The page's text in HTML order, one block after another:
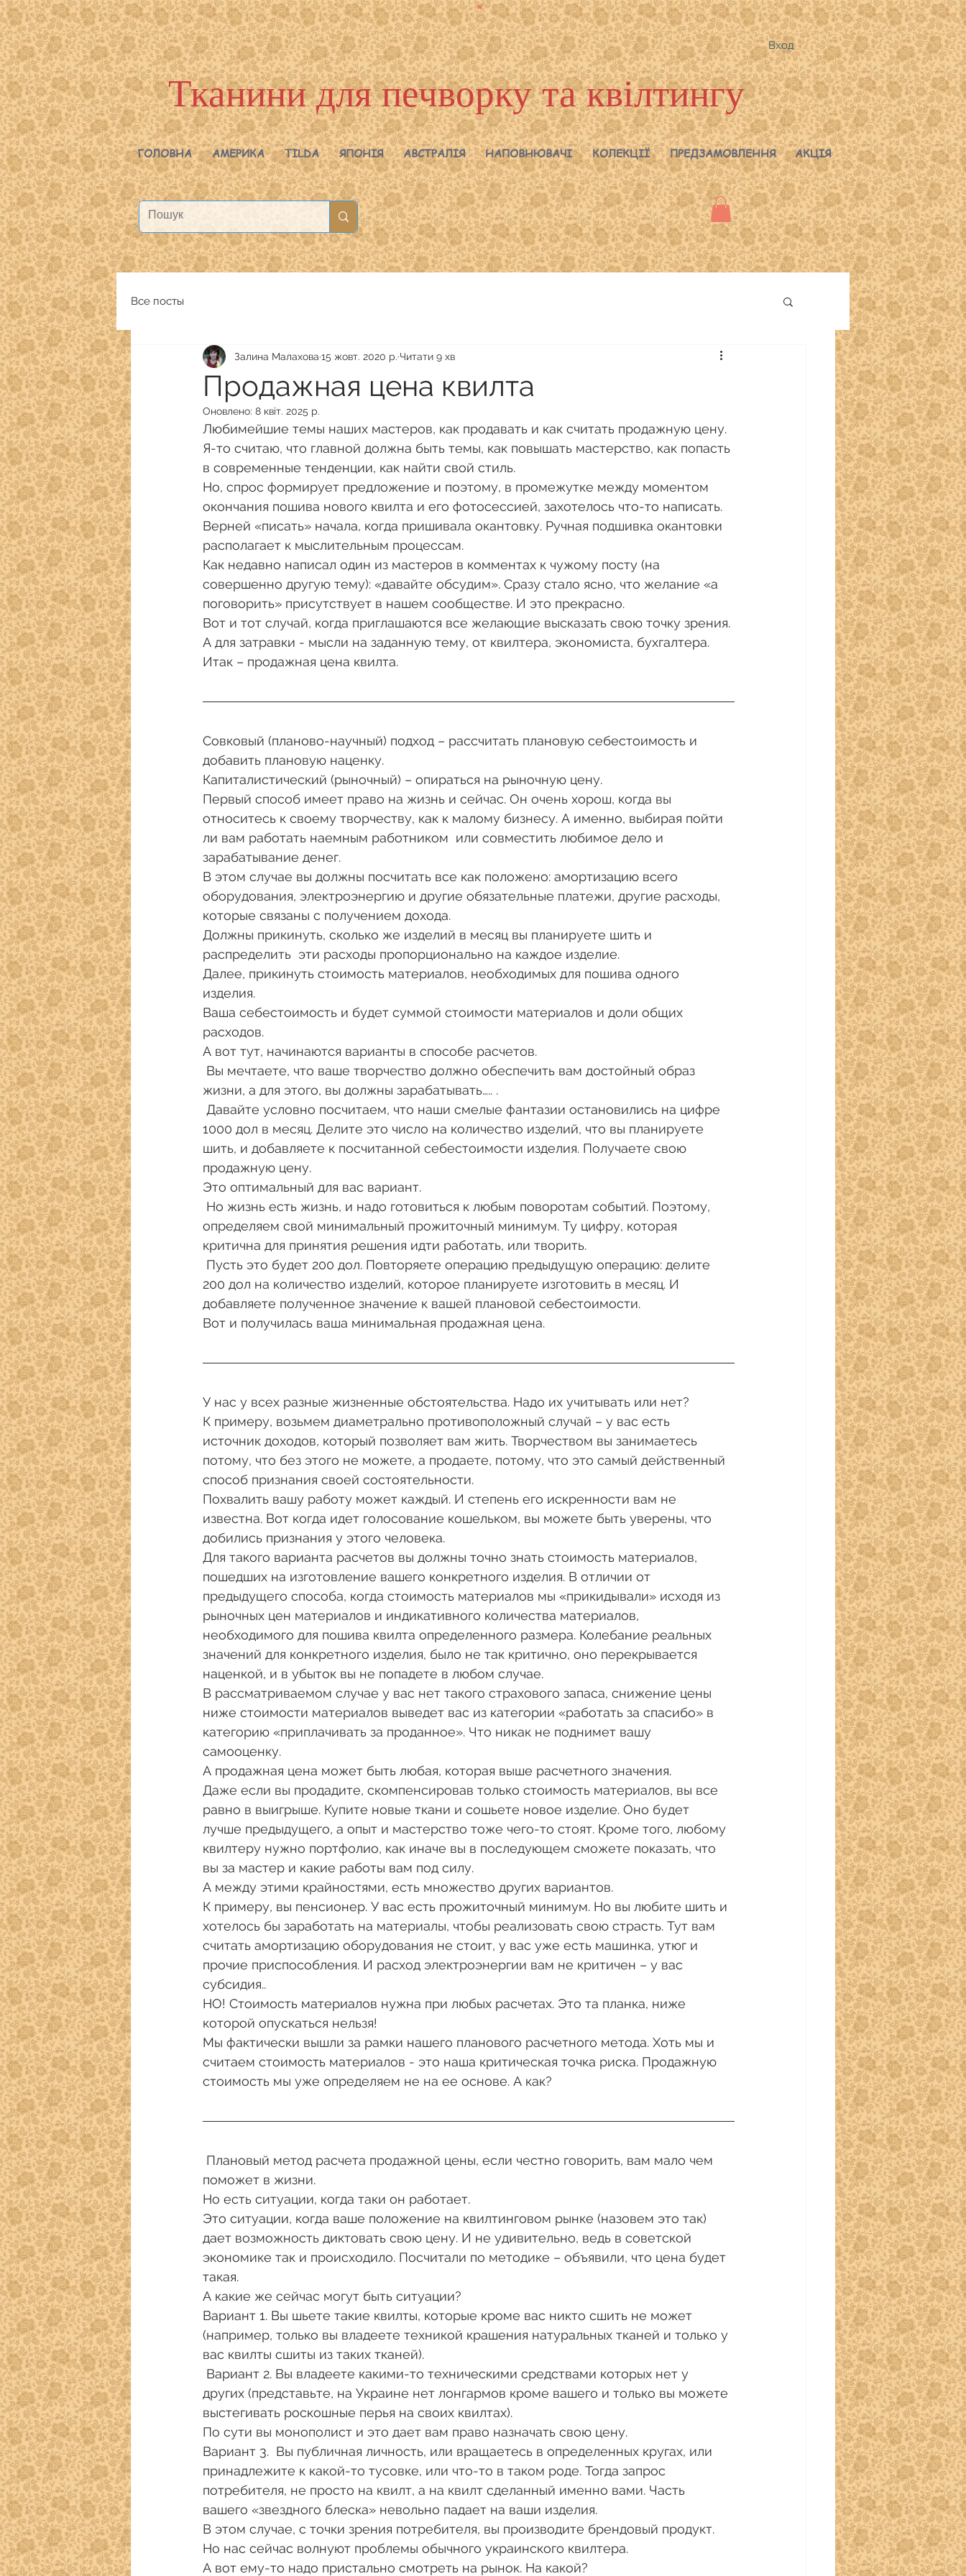
Вход
Тканини для печворку та квілтингу
ГОЛОВНА АМЕРИКА TILDA ЯПОНІЯ АВСТРАЛІЯ НАПОВНЮВАЧІ КОЛЕКЦІЇ ПРЕДЗАМОВЛЕННЯ АКЦІЯ
Все посты
Продажная цена квилта
Залина Малахова 15 жовт. 2020 р. Читати 9 хв
Оновлено: 8 квіт. 2025 р.
Любимейшие темы наших мастеров, как продавать и как считать продажную цену.
Я-то считаю, что главной должна быть темы, как повышать мастерство, как попасть
в современные тенденции, как найти свой стиль.
Но, спрос формирует предложение и поэтому, в промежутке между моментом
окончания пошива нового квилта и его фотосессией, захотелось что-то написать.
Верней «писать» начала, когда пришивала окантовку. Ручная подшивка окантовки
располагает к мыслительным процессам.
Как недавно написал один из мастеров в комментах к чужому посту (на
совершенно другую тему): «давайте обсудим». Сразу стало ясно, что желание «а
поговорить» присутствует в нашем сообществе. И это прекрасно.
Вот и тот случай, когда приглашаются все желающие высказать свою точку зрения.
А для затравки - мысли на заданную тему, от квилтера, экономиста, бухгалтера.
Итак – продажная цена квилта.
Совковый (планово-научный) подход – рассчитать плановую себестоимость и
добавить плановую наценку.
Капиталистический (рыночный) – опираться на рыночную цену.
Первый способ имеет право на жизнь и сейчас. Он очень хорош, когда вы
относитесь к своему творчеству, как к малому бизнесу. А именно, выбирая пойти
ли вам работать наемным работником  или совместить любимое дело и
зарабатывание денег.
В этом случае вы должны посчитать все как положено: амортизацию всего
оборудования, электроэнергию и другие обязательные платежи, другие расходы,
которые связаны с получением дохода.
Должны прикинуть, сколько же изделий в месяц вы планируете шить и
распределить  эти расходы пропорционально на каждое изделие.
Далее, прикинуть стоимость материалов, необходимых для пошива одного
изделия.
Ваша себестоимость и будет суммой стоимости материалов и доли общих
расходов.
А вот тут, начинаются варианты в способе расчетов.
жизни, а для этого, вы должны зарабатывать….. .
1000 дол в месяц. Делите это число на количество изделий, что вы планируете
шить, и добавляете к посчитанной себестоимости изделия. Получаете свою
продажную цену.
Это оптимальный для вас вариант.
определяем свой минимальный прожиточный минимум. Ту цифру, которая
критична для принятия решения идти работать, или творить.
200 дол на количество изделий, которое планируете изготовить в месяц. И
добавляете полученное значение к вашей плановой себестоимости.
Вот и получилась ваша минимальная продажная цена.
У нас у всех разные жизненные обстоятельства. Надо их учитывать или нет?
К примеру, возьмем диаметрально противоположный случай – у вас есть
источник доходов, который позволяет вам жить. Творчеством вы занимаетесь
потому, что без этого не можете, а продаете, потому, что это самый действенный
способ признания своей состоятельности.
Похвалить вашу работу может каждый. И степень его искренности вам не
известна. Вот когда идет голосование кошельком, вы можете быть уверены, что
добились признания у этого человека.
Для такого варианта расчетов вы должны точно знать стоимость материалов,
пошедших на изготовление вашего конкретного изделия. В отличии от
предыдущего способа, когда стоимость материалов мы «прикидывали» исходя из
рыночных цен материалов и индикативного количества материалов,
необходимого для пошива квилта определенного размера. Колебание реальных
значений для конкретного изделия, было не так критично, оно перекрывается
наценкой, и в убыток вы не попадете в любом случае.
В рассматриваемом случае у вас нет такого страхового запаса, снижение цены
ниже стоимости материалов выведет вас из категории «работать за спасибо» в
категорию «приплачивать за проданное». Что никак не поднимет вашу
самооценку.
А продажная цена может быть любая, которая выше расчетного значения.
Даже если вы продадите, скомпенсировав только стоимость материалов, вы все
равно в выигрыше. Купите новые ткани и сошьете новое изделие. Оно будет
лучше предыдущего, а опыт и мастерство тоже чего-то стоят. Кроме того, любому
квилтеру нужно портфолио, как иначе вы в последующем сможете показать, что
вы за мастер и какие работы вам под силу.
А между этими крайностями, есть множество других вариантов.
К примеру, вы пенсионер. У вас есть прожиточный минимум. Но вы любите шить и
хотелось бы заработать на материалы, чтобы реализовать свою страсть. Тут вам
считать амортизацию оборудования не стоит, у вас уже есть машинка, утюг и
прочие приспособления. И расход электроэнергии вам не критичен – у вас
субсидия..
НО! Стоимость материалов нужна при любых расчетах. Это та планка, ниже
которой опускаться нельзя!
Мы фактически вышли за рамки нашего планового расчетного метода. Хоть мы и
считаем стоимость материалов - это наша критическая точка риска. Продажную
стоимость мы уже определяем не на ее основе. А как?
поможет в жизни.
Но есть ситуации, когда таки он работает.
Это ситуации, когда ваше положение на квилтинговом рынке (назовем это так)
дает возможность диктовать свою цену. И не удивительно, ведь в советской
экономике так и происходило. Посчитали по методике – объявили, что цена будет
такая.
А какие же сейчас могут быть ситуации?
Вариант 1. Вы шьете такие квилты, которые кроме вас никто сшить не может
(например, только вы владеете техникой крашения натуральных тканей и только у
вас квилты сшиты из таких тканей).
других (представьте, на Украине нет лонгармов кроме вашего и только вы можете
выстегивать роскошные перья на своих квилтах).
По сути вы монополист и это дает вам право назначать свою цену.
Вариант 3.  Вы публичная личность, или вращаетесь в определенных кругах, или
принадлежите к какой-то тусовке, или что-то в таком роде. Тогда запрос
потребителя, не просто на квилт, а на квилт сделанный именно вами. Часть
вашего «звездного блеска» невольно падает на ваши изделия.
В этом случае, с точки зрения потребителя, вы производите брендовый продукт.
Но нас сейчас волнуют проблемы обычного украинского квилтера.
А вот ему-то надо пристально смотреть на рынок. На какой?